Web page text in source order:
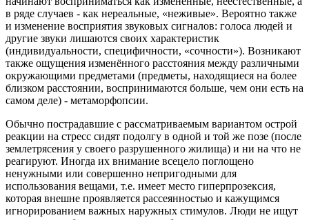
в ряде случаев - как нереальные, «неживые». Вероятно также
и изменение восприятия звуковых сигналов: голоса людей и
другие звуки лишаются своих характеристик
(индивидуальности, специфичности, «сочности»). Возникают
также ощущения изменённого расстояния между различными
окружающими предметами (предметы, находящиеся на более
близком расстоянии, воспринимаются больше, чем они есть на
самом деле) - метаморфопсии.
Обычно пострадавшие с рассматриваемым вариантом острой
реакции на стресс сидят подолгу в одной и той же позе (после
землетрясения у своего разрушенного жилища) и ни на что не
реагируют. Иногда их внимание всецело поглощено
ненужными или совершенно непригодными для
использования вещами, т.е. имеет место гиперпрозексия,
которая внешне проявляется рассеянностью и кажущимся
игнорированием важных наружных стимулов. Люди не ищут